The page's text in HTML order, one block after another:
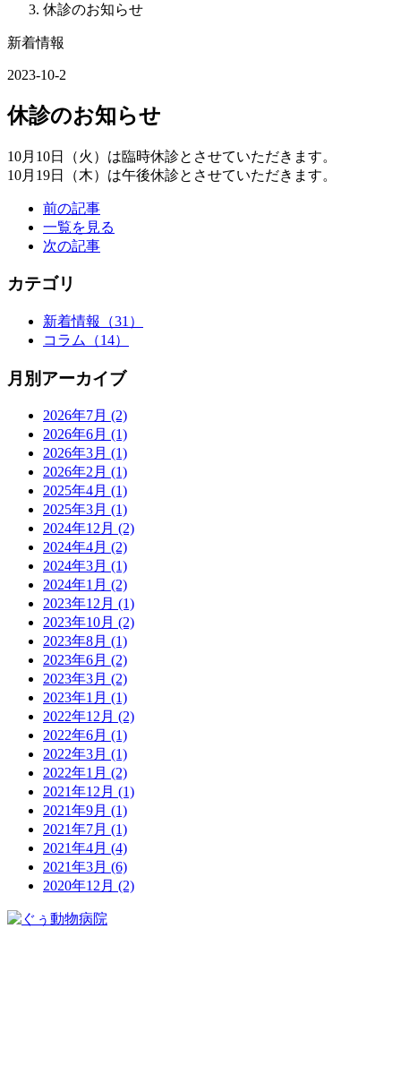
休診のお知らせ
新着情報
2023-10-2
休診のお知らせ
10月10日（火）は臨時休診とさせていただきます。
10月19日（木）は午後休診とさせていただきます。
前の記事
一覧を見る
次の記事
カテゴリ
新着情報
（31）
コラム
（14）
月別アーカイブ
2026年7月 (2)
2026年6月 (1)
2026年3月 (1)
2026年2月 (1)
2025年4月 (1)
2025年3月 (1)
2024年12月 (2)
2024年4月 (2)
2024年3月 (1)
2024年1月 (2)
2023年12月 (1)
2023年10月 (2)
2023年8月 (1)
2023年6月 (2)
2023年3月 (2)
2023年1月 (1)
2022年12月 (2)
2022年6月 (1)
2022年3月 (1)
2022年1月 (2)
2021年12月 (1)
2021年9月 (1)
2021年7月 (1)
2021年4月 (4)
2021年3月 (6)
2020年12月 (2)